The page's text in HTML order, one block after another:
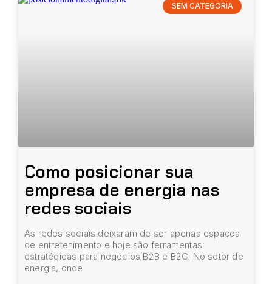
SEM CATEGORIA
Como posicionar sua
empresa de energia nas
redes sociais
As redes sociais deixaram de ser apenas espaços
de entretenimento e hoje são ferramentas
estratégicas para negócios B2B e B2C. No setor de
energia, onde